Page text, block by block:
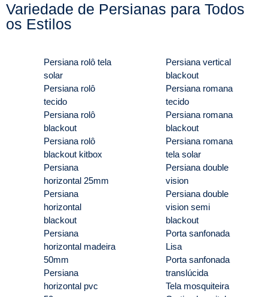
Variedade de Persianas para Todos
os Estilos
Persiana rolô tela
solar
Persiana rolô
tecido
Persiana rolô
blackout
Persiana rolô
blackout kitbox
Persiana
horizontal 25mm
Persiana
horizontal
blackout
Persiana
horizontal madeira
50mm
Persiana
horizontal pvc
Persiana vertical
blackout
Persiana romana
tecido
Persiana romana
blackout
Persiana romana
tela solar
Persiana double
vision
Persiana double
vision semi
blackout
Porta sanfonada
Lisa
Porta sanfonada
translúcida
Tela mosquiteira